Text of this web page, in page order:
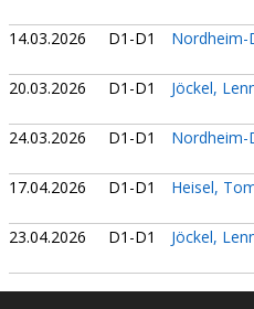
14.03.2026 D1-D1
20.03.2026 D1-D1 Jöckel,
24.03.2026 D1-D1
17.04.2026 D1-D1 Heisel,
23.04.2026 D1-D1 Jöckel,